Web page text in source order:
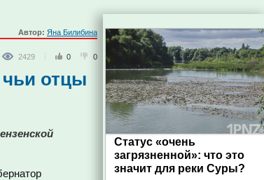
Автор: Яна Билибина
2429 0 0
чьи отцы
Статус «очень
загрязненной»: что это
значит для реки Суры?